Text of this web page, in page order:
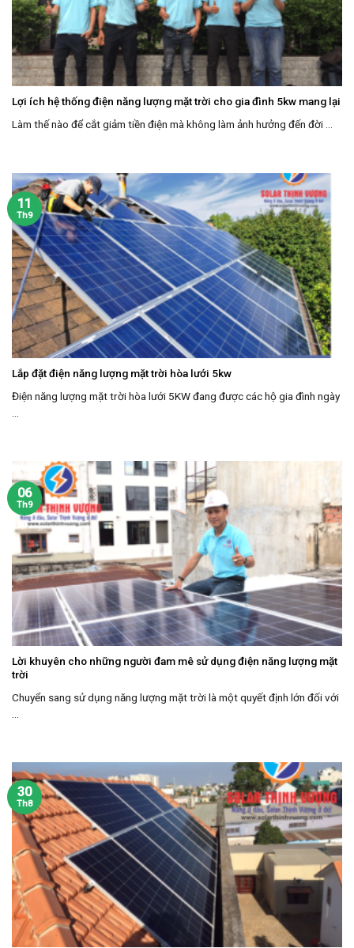
Lợi ích hệ thống điện năng lượng mặt trời cho gia đình 5kw mang lại
Làm thế nào để cắt giảm tiền điện mà không làm ảnh hưởng đến đời ...
Lắp đặt điện năng lượng mặt trời hòa lưới 5kw
Điện năng lượng mặt trời hòa lưới 5KW đang được các hộ gia đình ngày
11
Th9
Lời khuyên cho những người đam mê sử dụng điện năng lượng mặt
trời
Chuyển sang sử dụng năng lượng mặt trời là một quyết định lớn đối với
06
Th9
30
Th8